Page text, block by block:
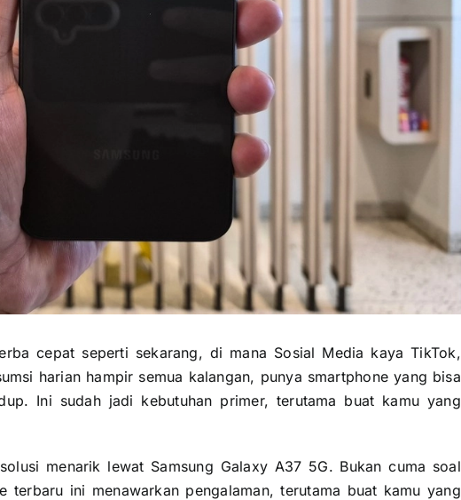
cepat seperti sekarang, di mana Sosial Media kaya TikTok,
harian hampir semua kalangan, punya smartphone yang bisa
Ini sudah jadi kebutuhan primer, terutama buat kamu yang
menarik lewat Samsung Galaxy A37 5G. Bukan cuma soal
terbaru ini menawarkan pengalaman, terutama buat kamu yang